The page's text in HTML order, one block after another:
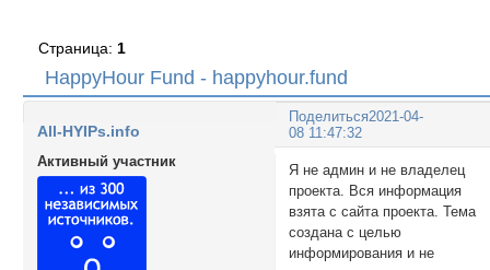
HappyHour Fund - happyhour.fund
Страница: 1
Поделиться2021-04-
08 11:47:32
All-HYIPs.info
Активный участник
Я не админ и не владелец
проекта. Вся информация
взята с сайта проекта. Тема
создана с целью
информирования и не